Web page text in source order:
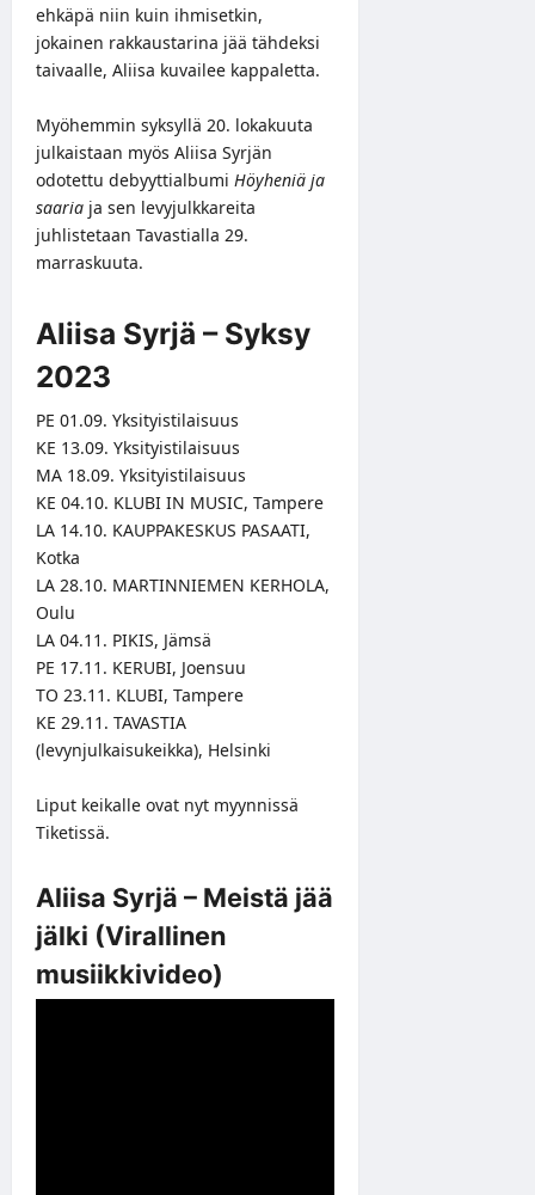
ehkäpä niin kuin ihmisetkin,
jokainen rakkaustarina jää tähdeksi
taivaalle, Aliisa kuvailee kappaletta.
Myöhemmin syksyllä 20. lokakuuta
julkaistaan myös Aliisa Syrjän
odotettu debyyttialbumi Höyheniä ja
saaria ja sen levyjulkkareita
juhlistetaan Tavastialla 29.
marraskuuta.
Aliisa Syrjä – Syksy
2023
PE 01.09. Yksityistilaisuus
KE 13.09. Yksityistilaisuus
MA 18.09. Yksityistilaisuus
KE 04.10. KLUBI IN MUSIC, Tampere
LA 14.10. KAUPPAKESKUS PASAATI,
Kotka
LA 28.10. MARTINNIEMEN KERHOLA,
Oulu
LA 04.11. PIKIS, Jämsä
PE 17.11. KERUBI, Joensuu
TO 23.11. KLUBI, Tampere
KE 29.11. TAVASTIA
(levynjulkaisukeikka), Helsinki
Liput keikalle ovat nyt myynnissä
Tiketissä.
Aliisa Syrjä – Meistä jää
jälki (Virallinen
musiikkivideo)